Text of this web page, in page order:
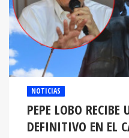
NOTICIAS
PEPE LOBO RECIBE
DEFINITIVO EN EL